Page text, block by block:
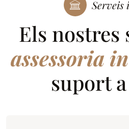
Serveis
Els nostres
assessoria
suport